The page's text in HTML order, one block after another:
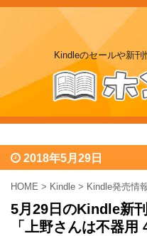
Kindleのセールや新
2018年5月29日
HOME > Kindle > Kindle発売情
5月29日のKindle新
「上野さんは不器用